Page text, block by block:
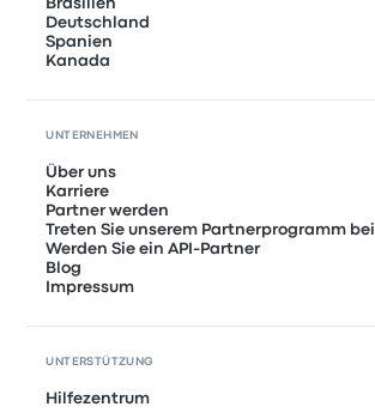
Brasilien
Deutschland
Spanien
Kanada
UNTERNEHMEN
Über uns
Karriere
Partner werden
Treten Sie unserem Partnerprogramm bei
Werden Sie ein API-Partner
Blog
Impressum
UNTERSTÜTZUNG
Hilfezentrum